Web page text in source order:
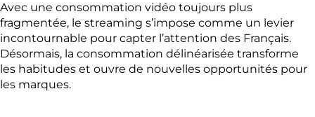
Avec une consommation vidéo toujours plus
fragmentée, le streaming s’impose comme un levier
incontournable pour capter l’attention des Français.
Désormais, la consommation délinéarisée transforme
les habitudes et ouvre de nouvelles opportunités pour
les marques.